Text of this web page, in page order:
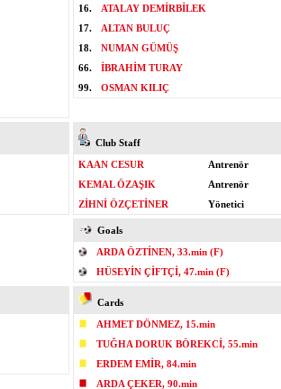
16.
ATALAY DEMİRBİLEK
17.
ALTAN BULUÇ
18.
NUMAN GÜMÜŞ
66.
İBRAHİM TURAY
99.
OSMAN KILIÇ
Club Staff
KAAN CESUR
Antrenör
KEMAL ÖZAŞIK
Antrenör
ZİHNİ ÖZÇETİNER
Yönetici
Goals
ARDA ÖZTİNEN, 33.min (F)
HÜSEYİN ÇİFTÇİ, 47.min (F)
Cards
AHMET DÖNMEZ, 15.min
TUĞHA DORUK BÖREKCİ, 55.min
ERDEM EMİR, 84.min
ARDA ÇEKER, 90.min